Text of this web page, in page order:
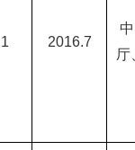
1 2016.7
厅